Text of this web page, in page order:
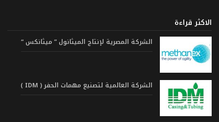
الاكثر قراءة
الشركة المصرية لإنتاج الميثانول ” ميثانكس “
الشركة العالمية لتصنيع مهمات الحفر ( IDM )